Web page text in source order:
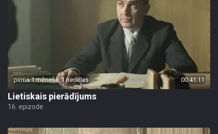
pirms 1 mēneša, 1 nedēļas 00:41:11
Lietiskais pierādījums
16. epizode